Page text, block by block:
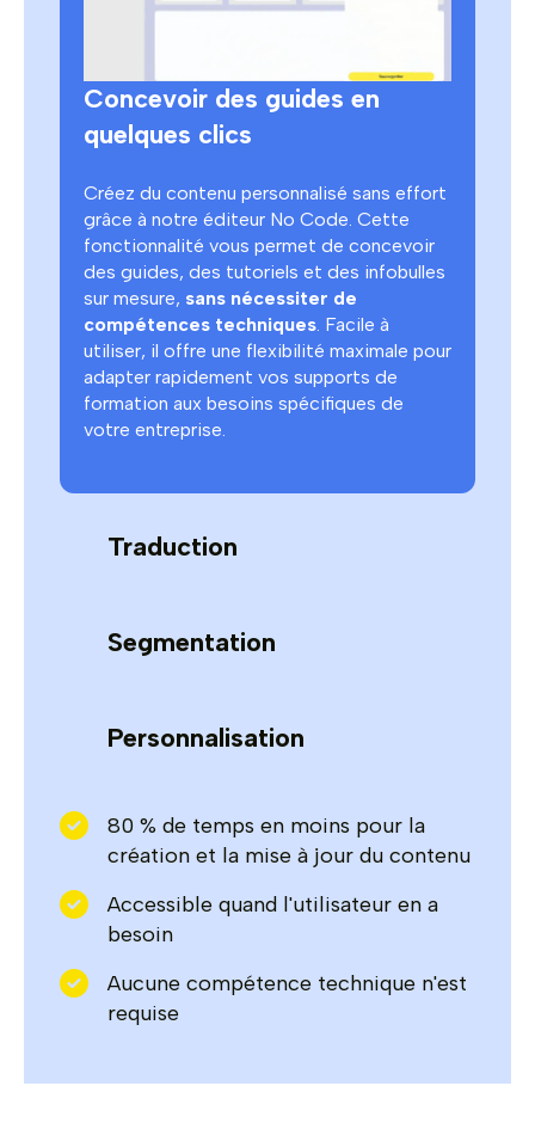
Concevoir des guides en
quelques clics
Créez du contenu personnalisé sans effort
grâce à notre éditeur No Code. Cette
fonctionnalité vous permet de concevoir
des guides, des tutoriels et des infobulles
sur mesure, sans nécessiter de
compétences techniques . Facile à
utiliser, il offre une flexibilité maximale pour
adapter rapidement vos supports de
formation aux besoins spécifiques de
votre entreprise.
Traduction
Segmentation
Personnalisation
80 % de temps en moins pour la
création et la mise à jour du contenu
Accessible quand l'utilisateur en a
besoin
Aucune compétence technique n'est
requise